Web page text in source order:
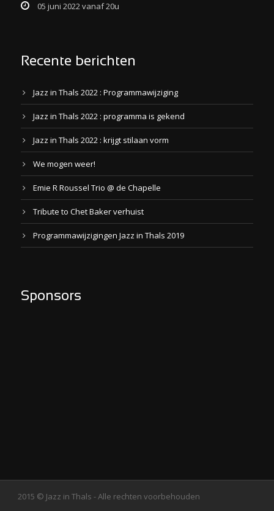
05 juni 2022 vanaf 20u
Recente berichten
Jazz in Thals 2022 : Programmawijziging
Jazz in Thals 2022 : programma is gekend
Jazz in Thals 2022 : krijgt stilaan vorm
We mogen weer!
Emie R Roussel Trio @ de Chapelle
Tribute to Chet Baker verhuist
Programmawijzigingen Jazz in Thals 2019
Sponsors
2015 © Jazz in Thals - Alle rechten voorbehouden